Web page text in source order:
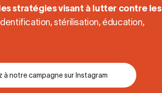
stratégies visant à lutter contre les
stérilisation, éducation,
à notre campagne sur Instagram